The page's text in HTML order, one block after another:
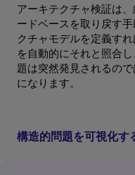
アーキテクチャ検証は
ードベースを取り戻す
クチャモデルを定義す
を自動的にそれと照合
題は突然発見されるの
になります。
構造的問題を可視化す